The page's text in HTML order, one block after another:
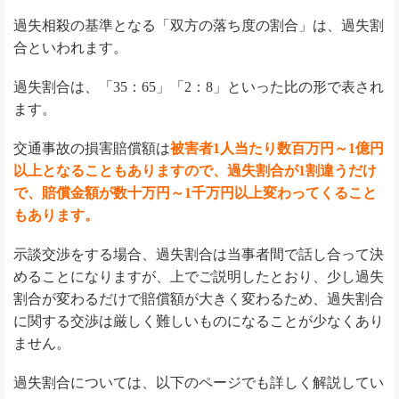
過失相殺の基準となる「双方の落ち度の割合」は、過失割
合といわれます。
過失割合は、「35：65」「2：8」といった比の形で表され
ます。
交通事故の損害賠償額は被害者1人当たり数百万円～1億円
以上となることもありますので、過失割合が1割違うだけ
で、賠償金額が数十万円～1千万円以上変わってくること
もあります。
示談交渉をする場合、過失割合は当事者間で話し合って決
めることになりますが、上でご説明したとおり、少し過失
割合が変わるだけで賠償額が大きく変わるため、過失割合
に関する交渉は厳しく難しいものになることが少なくあり
ません。
過失割合については、以下のページでも詳しく解説してい